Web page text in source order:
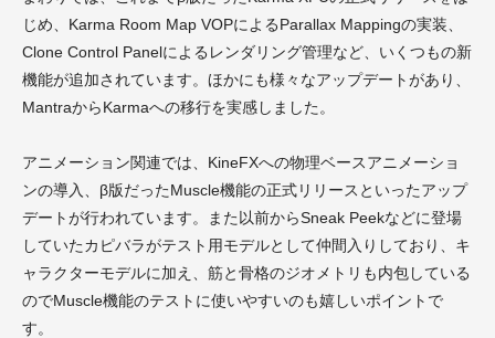
じめ、Karma Room Map VOPによるParallax Mappingの実装、
Clone Control Panelによるレンダリング管理など、いくつもの新
機能が追加されています。ほかにも様々なアップデートがあり、
MantraからKarmaへの移行を実感しました。
アニメーション関連では、KineFXへの物理ベースアニメーショ
ンの導入、β版だったMuscle機能の正式リリースといったアップ
デートが行われています。また以前からSneak Peekなどに登場
していたカピバラがテスト用モデルとして仲間入りしており、キ
ャラクターモデルに加え、筋と骨格のジオメトリも内包している
のでMuscle機能のテストに使いやすいのも嬉しいポイントで
す。